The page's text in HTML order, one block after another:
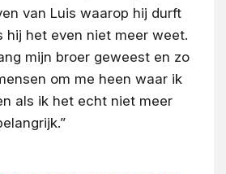
van Luis waarop hij durft
hij het even niet meer weet.
mijn broer geweest en zo
om me heen waar ik
als ik het echt niet meer